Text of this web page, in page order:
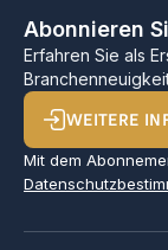
Abonnieren
Erfahren Sie als
WEITERE
Mit dem